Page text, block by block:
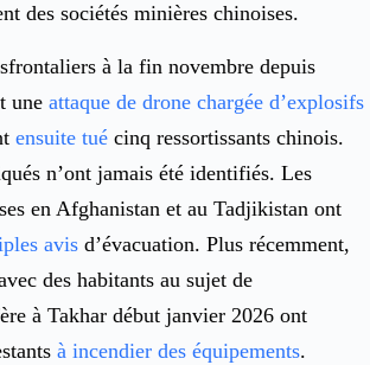
des sociétés minières chinoises.
à la fin novembre depuis
une attaque de drone chargée d’explosifs
ensuite tué cinq ressortissants chinois.
n’ont jamais été identifiés. Les
en Afghanistan et au Tadjikistan ont
avis d’évacuation. Plus récemment,
des habitants au sujet de
à Takhar début janvier 2026 ont
à incendier des équipements.